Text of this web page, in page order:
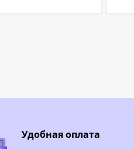
Удобная оплата